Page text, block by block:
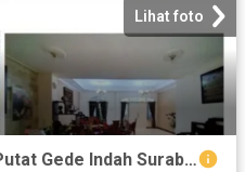
Lihat foto
Rumah 2 Lantai Siap Huni Putat Gede Indah Surabaya